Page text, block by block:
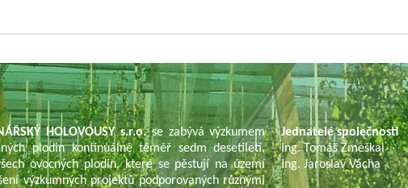
HOLOVOUSY s.r.o.se zabývá výzkumem
plodin kontinuálně téměř sedm desetiletí.
ovocných plodin, které se pěstují na území
výzkumných projektů podporovaných různými
Jednatelé společnosti
Ing. Tomáš Zmeškal
Ing. Jaroslav Vácha